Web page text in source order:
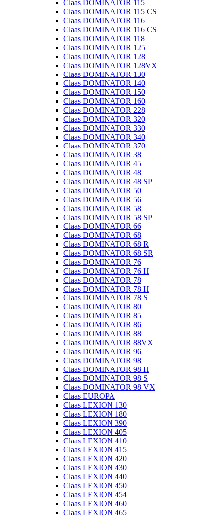
Claas DOMINATOR 115
Claas DOMINATOR 115 CS
Claas DOMINATOR 116
Claas DOMINATOR 116 CS
Claas DOMINATOR 118
Claas DOMINATOR 125
Claas DOMINATOR 128
Claas DOMINATOR 128VX
Claas DOMINATOR 130
Claas DOMINATOR 140
Claas DOMINATOR 150
Claas DOMINATOR 160
Claas DOMINATOR 228
Claas DOMINATOR 320
Claas DOMINATOR 330
Claas DOMINATOR 340
Claas DOMINATOR 370
Claas DOMINATOR 38
Claas DOMINATOR 45
Claas DOMINATOR 48
Claas DOMINATOR 48 SP
Claas DOMINATOR 50
Claas DOMINATOR 56
Claas DOMINATOR 58
Claas DOMINATOR 58 SP
Claas DOMINATOR 66
Claas DOMINATOR 68
Claas DOMINATOR 68 R
Claas DOMINATOR 68 SR
Claas DOMINATOR 76
Claas DOMINATOR 76 H
Claas DOMINATOR 78
Claas DOMINATOR 78 H
Claas DOMINATOR 78 S
Claas DOMINATOR 80
Claas DOMINATOR 85
Claas DOMINATOR 86
Claas DOMINATOR 88
Claas DOMINATOR 88VX
Claas DOMINATOR 96
Claas DOMINATOR 98
Claas DOMINATOR 98 H
Claas DOMINATOR 98 S
Claas DOMINATOR 98 VX
Claas EUROPA
Claas LEXION 130
Claas LEXION 180
Claas LEXION 390
Claas LEXION 405
Claas LEXION 410
Claas LEXION 415
Claas LEXION 420
Claas LEXION 430
Claas LEXION 440
Claas LEXION 450
Claas LEXION 454
Claas LEXION 460
Claas LEXION 465